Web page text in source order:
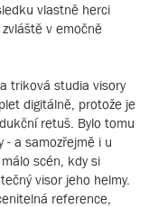
vlastně herci
v emočně
triková studia visory
digitálně, protože je
retuš. Bylo tomu
- a samozřejmě i u
scén, kdy si
visor jeho helmy.
reference,